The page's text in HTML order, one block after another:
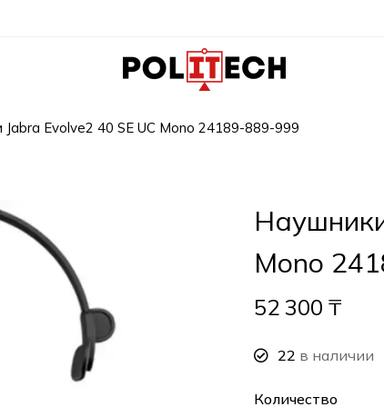
Evolve2 40 SE UC Mono 24189-889-999
Mono
52 300 ₸
22 в наличии
Количество